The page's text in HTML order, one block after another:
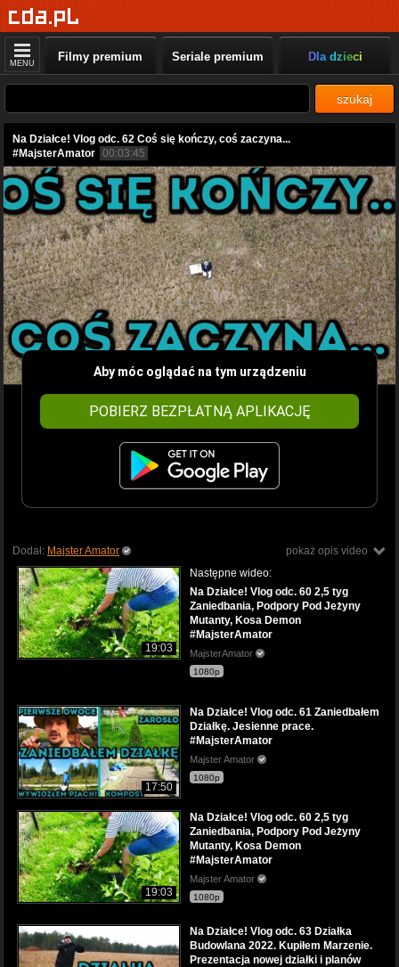
MENU Filmy premium Seriale premium Dla dzieci
szukaj
Na Działce! Vlog odc. 62 Coś się kończy, coś zaczyna...
#MajsterAmator 00:03:45
Aby móc oglądać na tym urządzeniu
POBIERZ BEZPŁATNĄ APLIKACJĘ
pokaż opis video
Dodał: Majster Amator
19:03
Następne wideo:
Na Działce! Vlog odc. 60 2,5 tyg
Zaniedbania, Podpory Pod Jeżyny
Mutanty, Kosa Demon
#MajsterAmator
MajsterAmator
1080p
17:50
Na Działce! Vlog odc. 61 Zaniedbałem
Działkę. Jesienne prace.
#MajsterAmator
Majster Amator
1080p
19:03
Na Działce! Vlog odc. 60 2,5 tyg
Zaniedbania, Podpory Pod Jeżyny
Mutanty, Kosa Demon
#MajsterAmator
Majster Amator
1080p
Na Działce! Vlog odc. 63 Działka
Budowlana 2022. Kupiłem Marzenie.
Prezentacja nowej działki i planów